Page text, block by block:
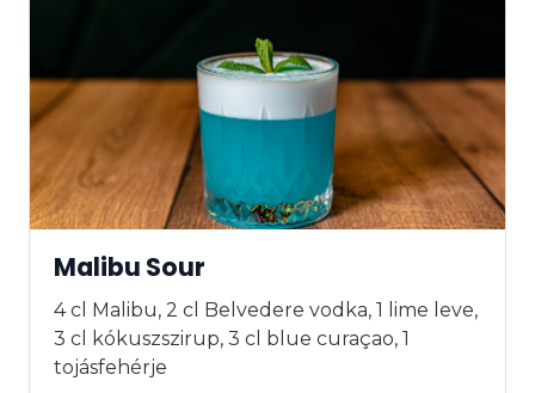
Malibu Sour
4 cl Malibu, 2 cl Belvedere vodka, 1 lime leve,
3 cl kókuszszirup, 3 cl blue curaçao, 1
tojásfehérje